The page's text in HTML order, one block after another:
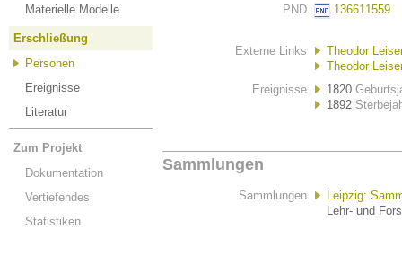
Materielle Modelle
Erschließung
Personen
Ereignisse
Literatur
Zum Projekt
Dokumentation
Vertiefendes
Statistiken
PND
136611559
Externe Links
Theodor
Theodor
Ereignisse
1820
1892
Sammlungen
Sammlungen
Leipzig:
Lehr- und